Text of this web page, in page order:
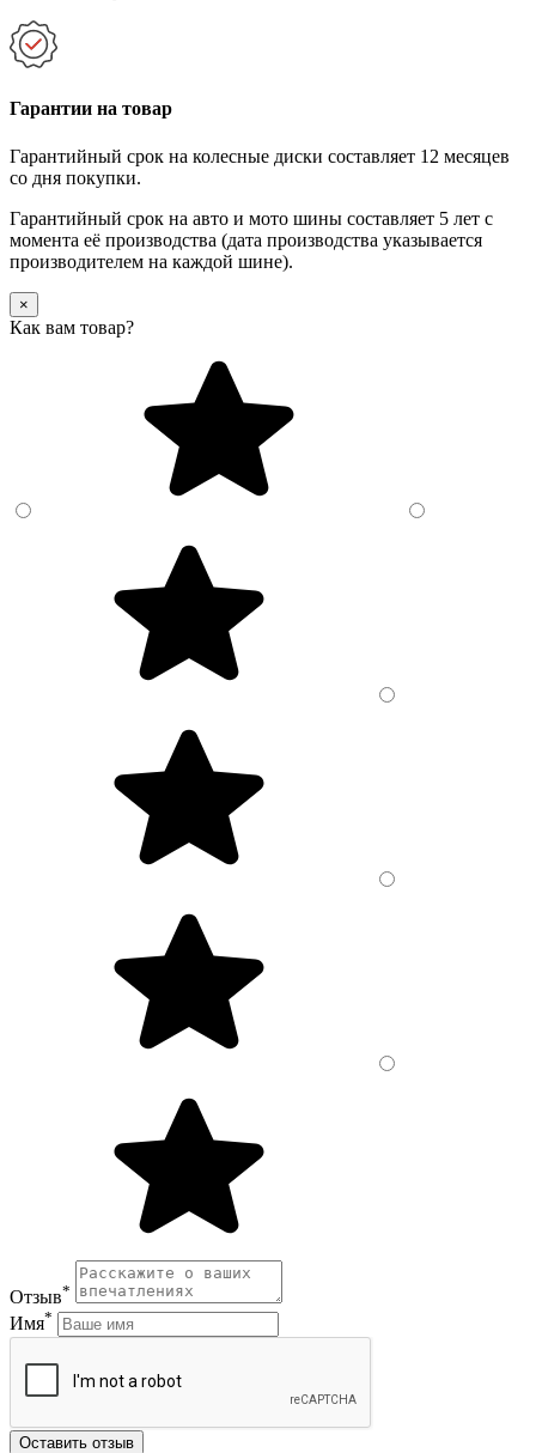
Гарантии на товар
Гарантийный срок на колесные диски составляет 12 месяцев
со дня покупки.
Гарантийный срок на авто и мото шины составляет 5 лет с
момента её производства (дата производства указывается
производителем на каждой шине).
×
Как вам товар?
Отзыв*
Имя*
Оставить отзыв